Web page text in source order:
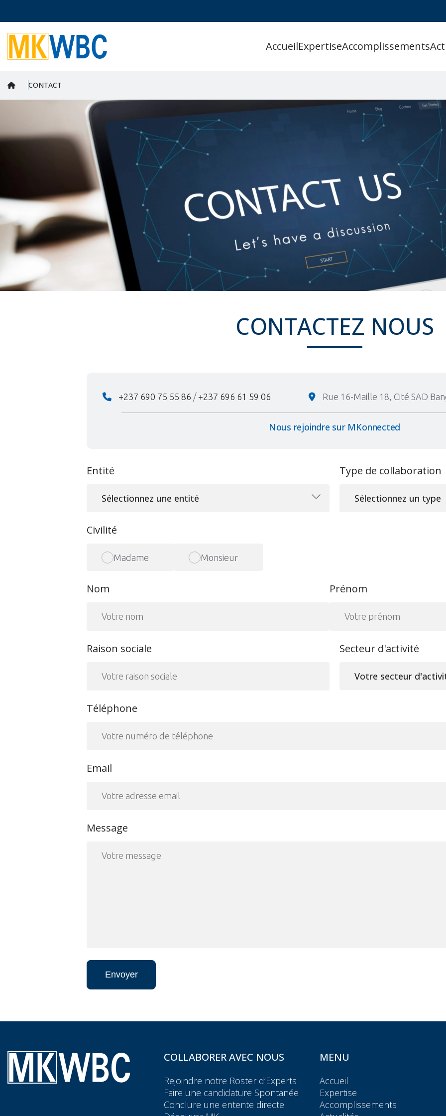
AccueilExpertiseAccomplissements
CONTACT
CONTACTEZ NOUS
+237 690 75 55 86 / +237 696 61 59 06 Rue 16-Maille 18, Cité SAD
Nous rejoindre sur MKonnected
Entité
Sélectionnez une entité
Type de collaboration
Sélectionnez un type
Civilité
Madame Monsieur
Nom Prénom
Raison sociale Secteur d'activité
Votre secteur
Téléphone
Email
Message
Envoyer
COLLABORER AVEC NOUS
Rejoindre notre Roster d’Experts
Faire une candidature Spontanée
Conclure une entente directe
MENU
Accueil
Expertise
Accomplissements